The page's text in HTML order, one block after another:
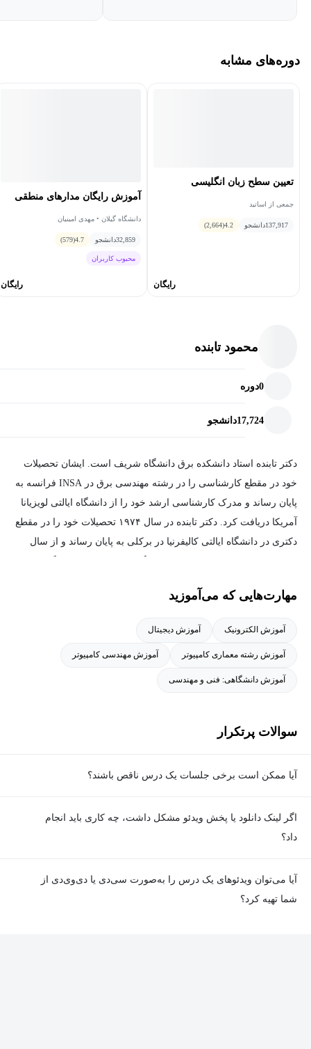
دوره‌های مشابه
تعیین سطح زبان انگلیسی
جمعی از اساتید
137,917دانشجو 4.2
(2,664)
رایگان
آموزش رایگان مدارهای منطقی
دانشگاه گیلان • مهدی امینیان
32,859دانشجو 4.7
(579)
محبوب کاربران
رایگان
محمود تابنده
0دوره
17,724دانشجو
دکتر تابنده استاد دانشکده برق دانشگاه شریف است. ایشان تحصیلات
خود در مقطع کارشناسی را در رشته مهندسی برق در INSA فرانسه به
پایان رساند و مدرک کارشناسی ارشد خود را از دانشگاه ایالتی لویزیانا
آمریکا دریافت کرد. دکتر تابنده در سال ۱۹۷۴ تحصیلات خود را در مقطع
دکتری در دانشگاه ایالتی کالیفرنیا در برکلی به پایان رساند و از سال
شد.
مهارت‌هایی که می‌آموزید
آموزش الکترونیک آموزش دیجیتال
آموزش رشته معماری کامپیوتر آموزش مهندسی کامپیوتر
آموزش دانشگاهی: فنی و مهندسی
سوالات پرتکرار
آیا ممکن است برخی جلسات یک درس ناقص باشند؟
اگر لینک دانلود یا پخش ویدئو مشکل داشت، چه کاری باید انجام
داد؟
آیا می‌توان ویدئوهای یک درس را به‌صورت سی‌دی یا دی‌وی‌دی از
شما تهیه کرد؟